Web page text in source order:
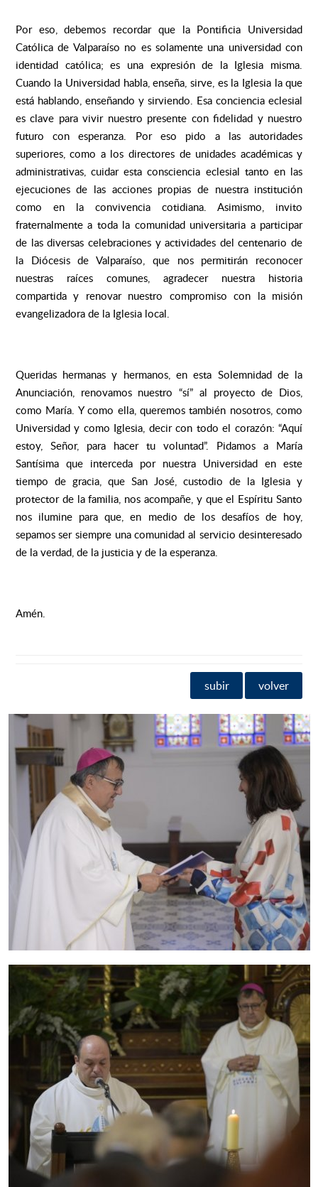
Por eso, debemos recordar que la Pontificia Universidad
Católica de Valparaíso no es solamente una universidad con
identidad católica; es una expresión de la Iglesia misma.
Cuando la Universidad habla, enseña, sirve, es la Iglesia la que
está hablando, enseñando y sirviendo. Esa conciencia eclesial
es clave para vivir nuestro presente con fidelidad y nuestro
futuro con esperanza. Por eso pido a las autoridades
superiores, como a los directores de unidades académicas y
administrativas, cuidar esta consciencia eclesial tanto en las
ejecuciones de las acciones propias de nuestra institución
como en la convivencia cotidiana. Asimismo, invito
fraternalmente a toda la comunidad universitaria a participar
de las diversas celebraciones y actividades del centenario de
la Diócesis de Valparaíso, que nos permitirán reconocer
nuestras raíces comunes, agradecer nuestra historia
compartida y renovar nuestro compromiso con la misión
evangelizadora de la Iglesia local.
Queridas hermanas y hermanos, en esta Solemnidad de la
Anunciación, renovamos nuestro “sí” al proyecto de Dios,
como María. Y como ella, queremos también nosotros, como
Universidad y como Iglesia, decir con todo el corazón: “Aquí
estoy, Señor, para hacer tu voluntad”. Pidamos a María
Santísima que interceda por nuestra Universidad en este
tiempo de gracia, que San José, custodio de la Iglesia y
protector de la familia, nos acompañe, y que el Espíritu Santo
nos ilumine para que, en medio de los desafíos de hoy,
sepamos ser siempre una comunidad al servicio desinteresado
de la verdad, de la justicia y de la esperanza.
Amén.
subir volver